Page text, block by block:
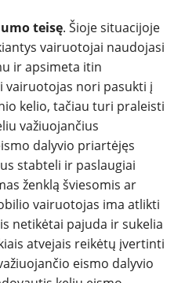
teisę. Šioje situacijoje
vairuotojai naudojasi
ir apsimeta itin
vairuotojas nori pasukti į
kelio, tačiau turi praleisti
važiuojančius
dalyvio priartėjęs
stabteli ir paslaugiai
ženklą šviesomis ar
vairuotojas ima atlikti
netikėtai pajuda ir sukelia
atvejais reikėtų įvertinti
eismo dalyvio